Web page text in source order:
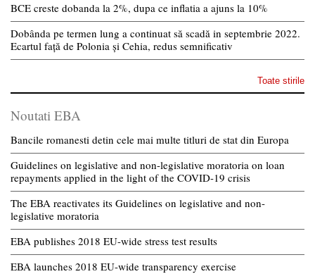
BCE creste dobanda la 2%, dupa ce inflatia a ajuns la 10%
Dobânda pe termen lung a continuat să scadă in septembrie 2022.
Ecartul față de Polonia și Cehia, redus semnificativ
Toate stirile
Noutati EBA
Bancile romanesti detin cele mai multe titluri de stat din Europa
Guidelines on legislative and non-legislative moratoria on loan
repayments applied in the light of the COVID-19 crisis
The EBA reactivates its Guidelines on legislative and non-
legislative moratoria
EBA publishes 2018 EU-wide stress test results
EBA launches 2018 EU-wide transparency exercise